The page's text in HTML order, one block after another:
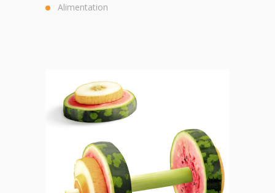
Alimentation